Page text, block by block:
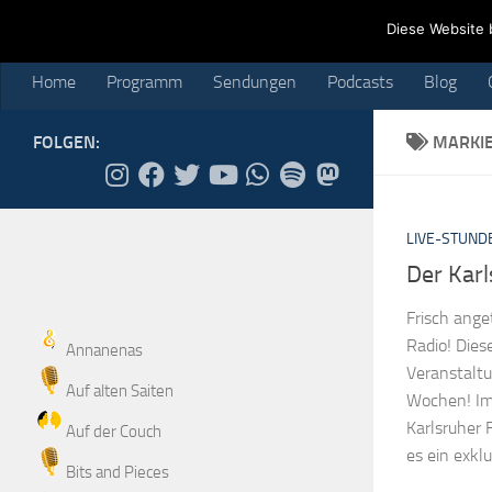
Blog
Home Programm Sendungen Podcasts Blog
LIVE-
Der
Frisch
Radio!
Wochen!
Karlsruher
es ein
FOLGEN:
Annanenas
Auf alten Saiten
Auf der Couch
Bits and Pieces
Diese Website